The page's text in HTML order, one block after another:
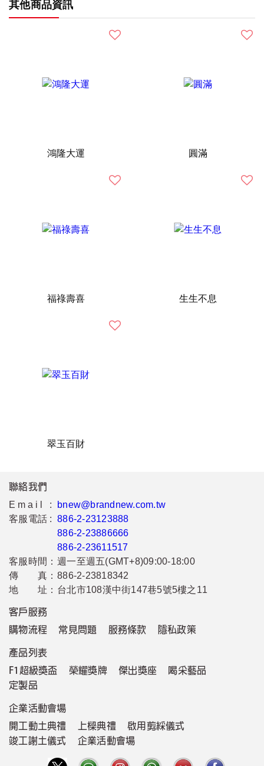
其他商品資訊
鴻隆大運 圓滿
福祿壽喜 生生不息
翠玉百財
聯絡我們
Email :
bnew@brandnew.com.tw
客服電話 : 886-2-23123888
886-2-23886666
886-2-23611517
客服時間： 週一至週五(GMT+8)09:00-18:00
傳 真： 886-2-23818342
地 址： 台北市108漢中街147巷5號5樓之11
客戶服務
購物流程
常見問題 服務條款 隱私政策
產品列表
F1超級獎盃
榮耀獎牌 傑出獎座
喝采藝品
定製品
企業活動會場
開工動土典禮
上樑典禮
啟用剪綵儀式
竣工謝土儀式
企業活動會場